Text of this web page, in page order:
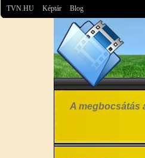
TVN.HU Képtár Blog
A megbocsátás